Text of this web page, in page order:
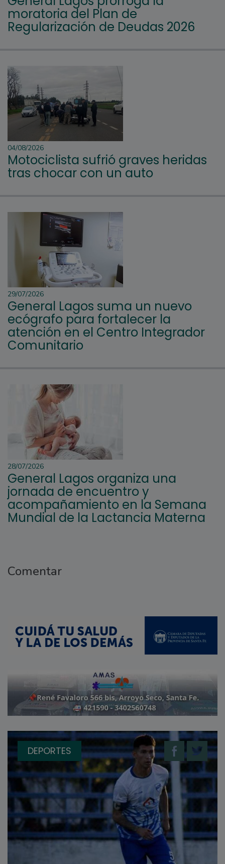
moratoria del Plan de
Regularización de Deudas 2026
04/08/2026
Motociclista sufrió graves heridas
tras chocar con un auto
29/07/2026
General Lagos suma un nuevo
ecógrafo para fortalecer la
atención en el Centro Integrador
Comunitario
28/07/2026
General Lagos organiza una
jornada de encuentro y
acompañamiento en la Semana
Mundial de la Lactancia Materna
Comentar
DEPORTES